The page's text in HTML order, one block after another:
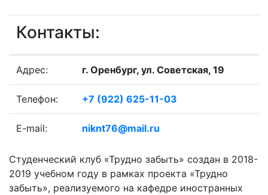
Контакты:
Адрес: г. Оренбург, ул. Советская, 19
Телефон: +7 (922) 625-11-03
E-mail: niknt76@mail.ru
Студенческий клуб «Трудно забыть» создан в 2018-
2019 учебном году в рамках проекта «Трудно
забыть», реализуемого на кафедре иностранных